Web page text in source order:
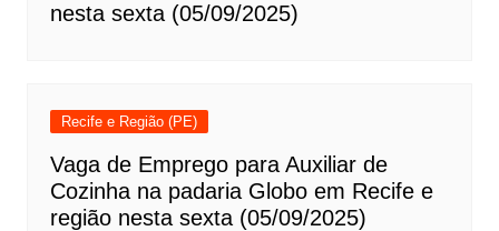
nesta sexta (05/09/2025)
Recife e Região (PE)
Vaga de Emprego para Auxiliar de
Cozinha na padaria Globo em Recife e
região nesta sexta (05/09/2025)